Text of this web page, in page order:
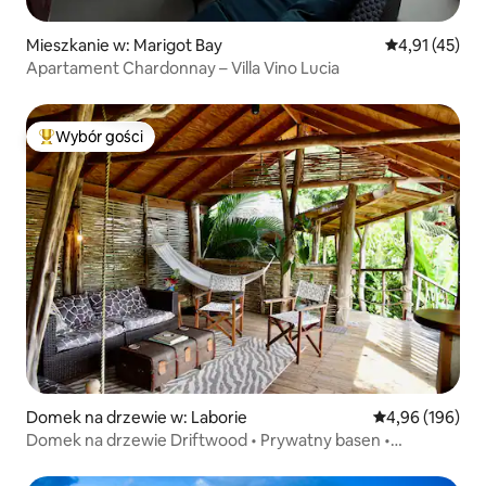
Mieszkanie w: Marigot Bay Średnia
4,91 (45)
Apartament Chardonnay – Villa Vino Lucia
Najpopularniejsze z kategorii Wybór gości
Wybór gości
Domek na drzewie w: Laborie Średnia
4,96 (196)
Domek na drzewie Driftwood • Prywatny basen •